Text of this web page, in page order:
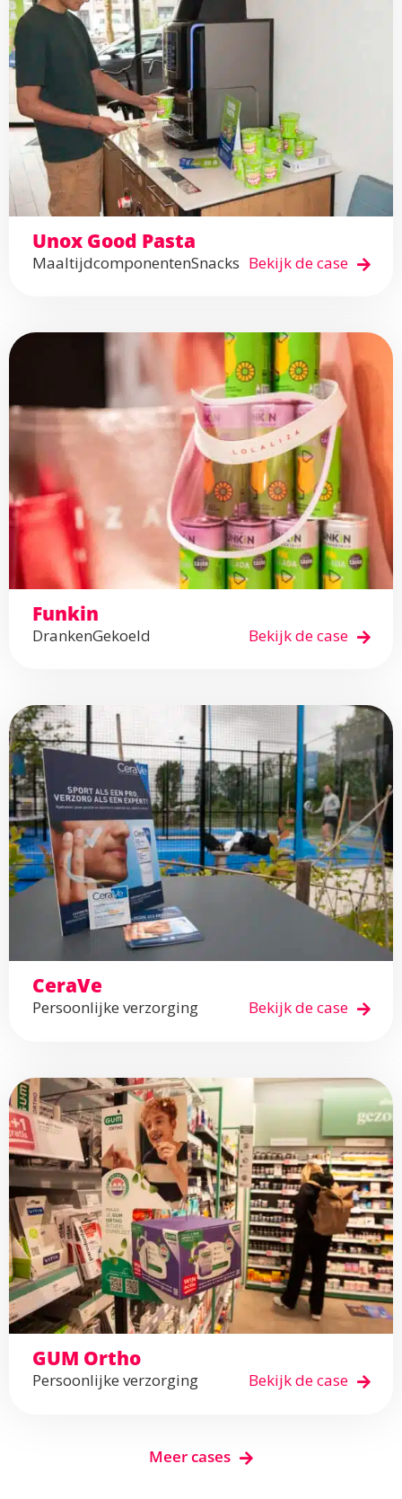
Unox Good Pasta
MaaltijdcomponentenSnacks Bekijk de case
Funkin
DrankenGekoeld Bekijk de case
CeraVe
Persoonlijke verzorging Bekijk de case
GUM Ortho
Persoonlijke verzorging Bekijk de case
Meer cases